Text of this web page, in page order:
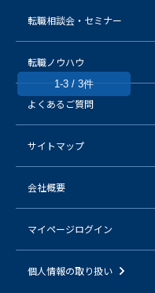
1-3 / 3件
転職相談会・セミナー
転職ノウハウ
よくあるご質問
サイトマップ
会社概要
マイページログイン
個人情報の取り扱い